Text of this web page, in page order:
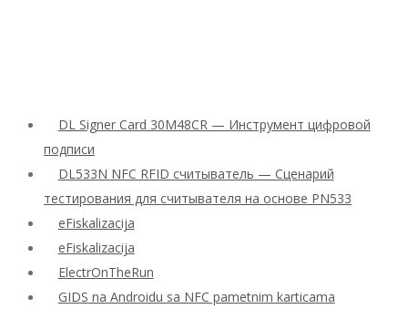
DL Signer Card 30M48CR — Инструмент цифровой
подписи
DL533N NFC RFID считыватель — Сценарий
тестирования для считывателя на основе PN533
eFiskalizacija
eFiskalizacija
ElectrOnTheRun
GIDS na Androidu sa NFC pametnim karticama